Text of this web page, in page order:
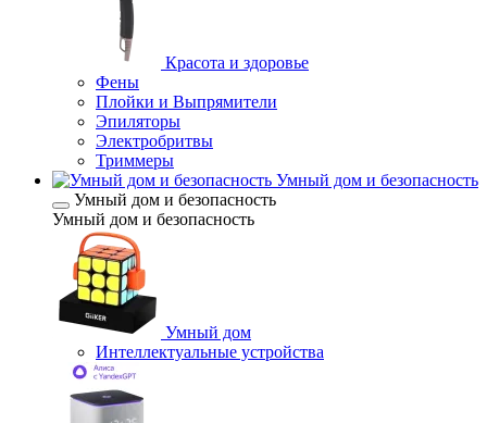
Красота и здоровье
Фены
Плойки и Выпрямители
Эпиляторы
Электробритвы
Триммеры
Умный дом и безопасность
Умный дом и безопасность
Умный дом и безопасность
Умный дом
Интеллектуальные устройства